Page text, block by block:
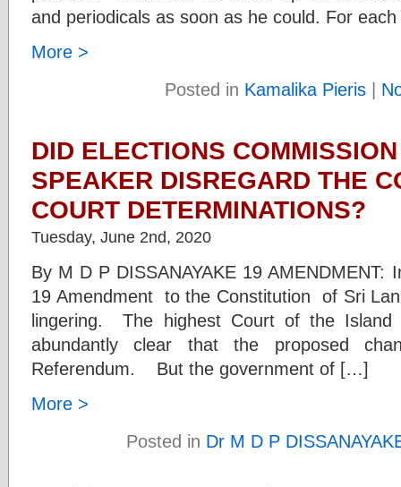
and periodicals as soon as he could. For
More >
Posted in Kamalika Pieris |
DID ELECTIONS
SPEAKER DISREGARD THE
COURT DETERMINATIONS?
Tuesday, June 2nd, 2020
By M D P DISSANAYAKE 19
19 Amendment to the Constitution of Sri
lingering. The highest Court of the Island
abundantly clear that the proposed
Referendum. But the government of […]
More >
Posted in Dr M D P